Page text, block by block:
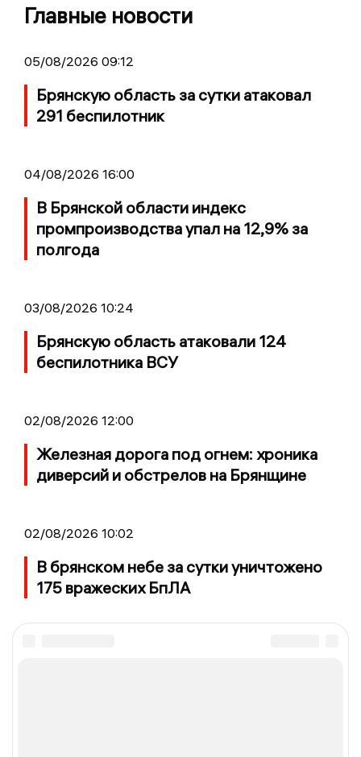
Главные новости
05/08/2026 09:12
Брянскую область за сутки атаковал
291 беспилотник
04/08/2026 16:00
В Брянской области индекс
промпроизводства упал на 12,9% за
полгода
03/08/2026 10:24
Брянскую область атаковали 124
беспилотника ВСУ
02/08/2026 12:00
Железная дорога под огнем: хроника
диверсий и обстрелов на Брянщине
02/08/2026 10:02
В брянском небе за сутки уничтожено
175 вражеских БпЛА